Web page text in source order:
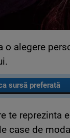
o alegere
sursă preferată
te reprezinta
case de